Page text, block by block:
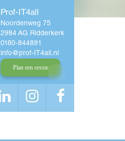
Prof-IT4all
Noordenweg 75
2984 AG Ridderkerk
0180-844891
info
prof-IT4all nl
Plan een sessie